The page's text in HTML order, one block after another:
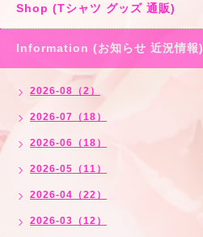
Shop (Tシャツ グッズ 通販)
Information (お知らせ 近況情報)
2026-08（2）
2026-07（18）
2026-06（18）
2026-05（11）
2026-04（22）
2026-03（12）